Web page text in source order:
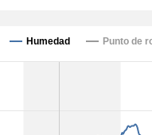
Humedad Punto de